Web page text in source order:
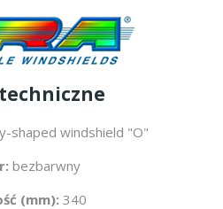
shaped windshield "O"
bezbarwny
(mm): 340